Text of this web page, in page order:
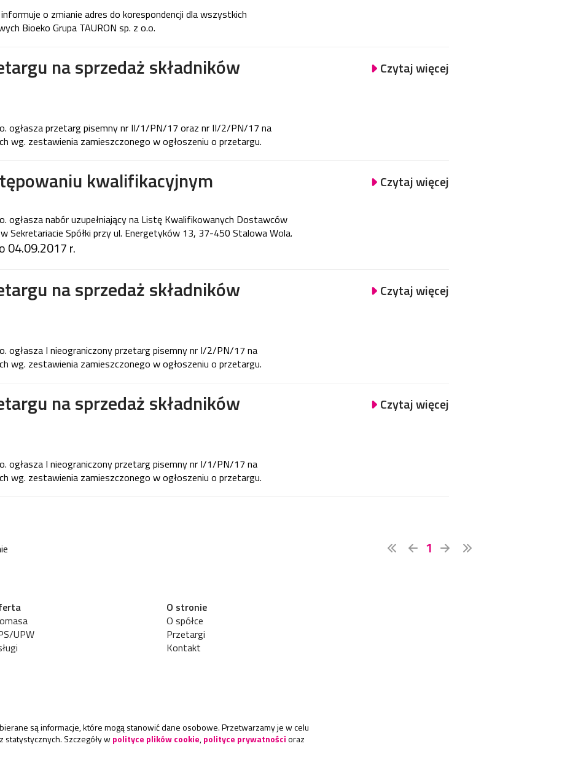
o zmianie adres do korespondencji dla wszystkich
Bioeko Grupa TAURON sp. z o.o.
na sprzedaż składników
ogłasza przetarg pisemny nr II/1/PN/17 oraz nr II/2/PN/17 na
wg. zestawienia zamieszczonego w ogłoszeniu o przetargu.
Czytaj więcej
kwalifikacyjnym
ogłasza nabór uzupełniający na Listę Kwalifikowanych Dostawców
Sekretariacie Spółki przy ul. Energetyków 13, 37-450 Stalowa Wola.
04.09.2017 r.
Czytaj więcej
na sprzedaż składników
ogłasza I nieograniczony przetarg pisemny nr I/2/PN/17 na
wg. zestawienia zamieszczonego w ogłoszeniu o przetargu.
Czytaj więcej
na sprzedaż składników
ogłasza I nieograniczony przetarg pisemny nr I/1/PN/17 na
wg. zestawienia zamieszczonego w ogłoszeniu o przetargu.
Czytaj więcej
1
UPW
O stronie
O spółce
Przetargi
Kontakt
są informacje, które mogą stanowić dane osobowe. Przetwarzamy je w celu
statystycznych. Szczegóły wpolityce plików cookie,polityce prywatnościoraz